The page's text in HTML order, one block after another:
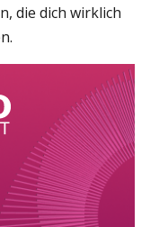
die dich wirklich